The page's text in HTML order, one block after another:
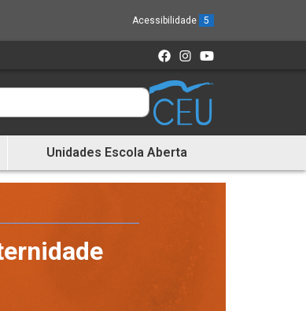
Acessibilidade 5
Unidades Escola Aberta